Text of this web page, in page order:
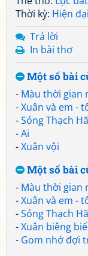
Thời kỳ: Hiện đại
Trả lời
In bài thơ
Một số bài
- Màu thời gian
-Xuân và em -
-Sóng Thạch
-Ai
-Xuân vội
Một số bài
- Màu thời gian
-Xuân và em -
-Sóng Thạch
-Xuân biêng
- Gom nhớ đợi